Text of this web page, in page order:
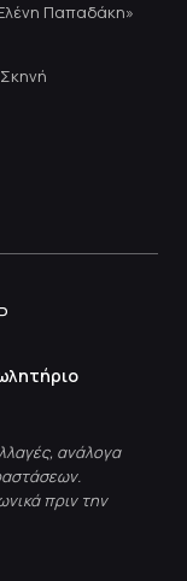
Παπαδάκη»
ανάλογα
πριν την